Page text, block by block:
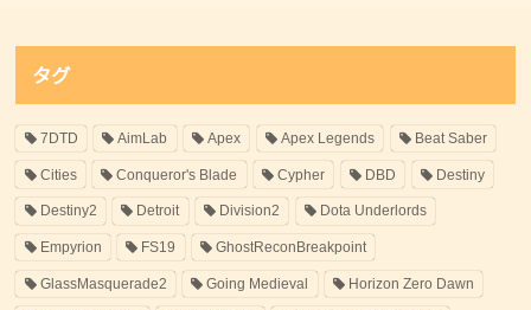
タグ
7DTD AimLab Apex Apex Legends Beat Saber
Cities Conqueror's Blade Cypher DBD Destiny
Destiny2 Detroit Division2 Dota Underlords
Empyrion FS19 GhostReconBreakpoint
GlassMasquerade2 Going Medieval Horizon Zero Dawn